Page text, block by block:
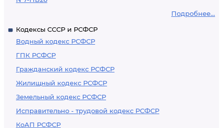
Подробнее...
Кодексы СССР и РСФСР
Водный кодекс РСФСР
ГПК РСФСР
Гражданский кодекс РСФСР
Жилищный кодекс РСФСР
Земельный кодекс РСФСР
Исправительно - трудовой кодекс РСФСР
КоАП РСФСР